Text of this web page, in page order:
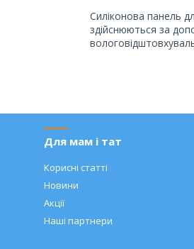
Силіконова панель
здійснюються за
Для мам і тат
Корисні статті
Новини
Акції
Наші партнери